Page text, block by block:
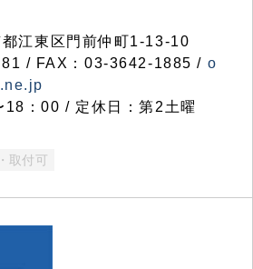
江東区門前仲町1-13-10
/ FAX：03-3642-1885 / o
18：00 / 定休日：第2土曜
取付可